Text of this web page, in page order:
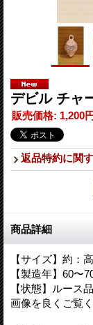
デビル チャ
販売価格: 1,200円
返品特約に関
商品詳細
【サイズ】約：
【製造年】60〜
【状態】ルース
画像を良くご覧く